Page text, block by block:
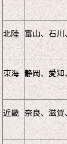
北陸 富山、石川
東海 静岡、愛知
近畿 奈良、滋賀